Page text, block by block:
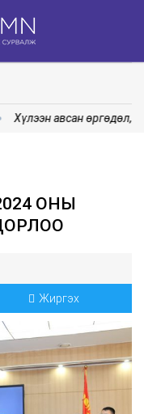
Хүлээн авсан өргөдөл,
ОНЫ
Жиргэх